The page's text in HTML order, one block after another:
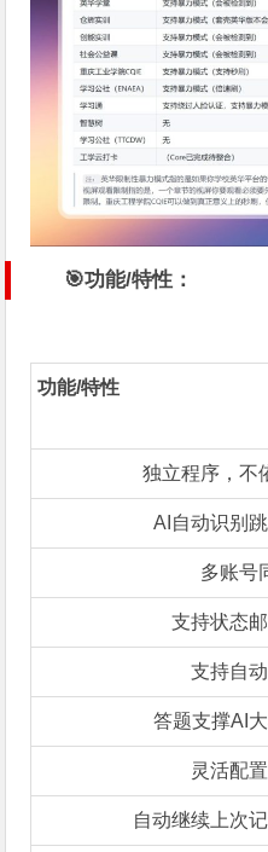
🎯功能/特性：
功能/特性
独立程序，不
AI自动识别
多账号
支持状态
支持自
答题支撑AI
灵活配
自动继续上次